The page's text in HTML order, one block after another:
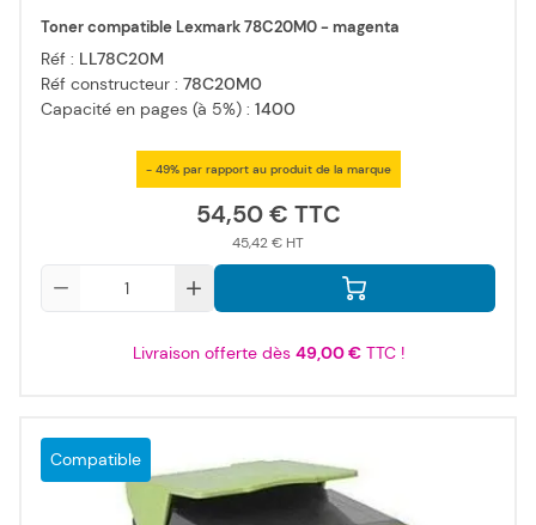
Toner compatible Lexmark 78C20M0 - magenta
Réf : LL78C20M
Réf constructeur : 78C20M0
Capacité en pages (à 5%) : 1400
- 49% par rapport au produit de la marque
54,50 €
45,42 €
Livraison offerte dès 49,00 €TTC !
Compatible